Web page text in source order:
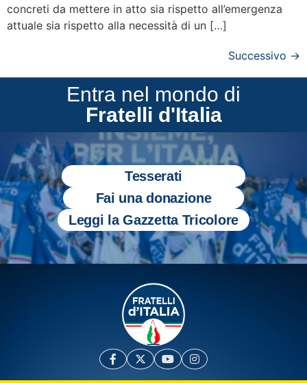
concreti da mettere in atto sia rispetto all’emergenza
attuale sia rispetto alla necessità di un […]
Successivo →
Entra nel mondo di
Fratelli d'Italia
Tesserati
Fai una donazione
Leggi la Gazzetta Tricolore